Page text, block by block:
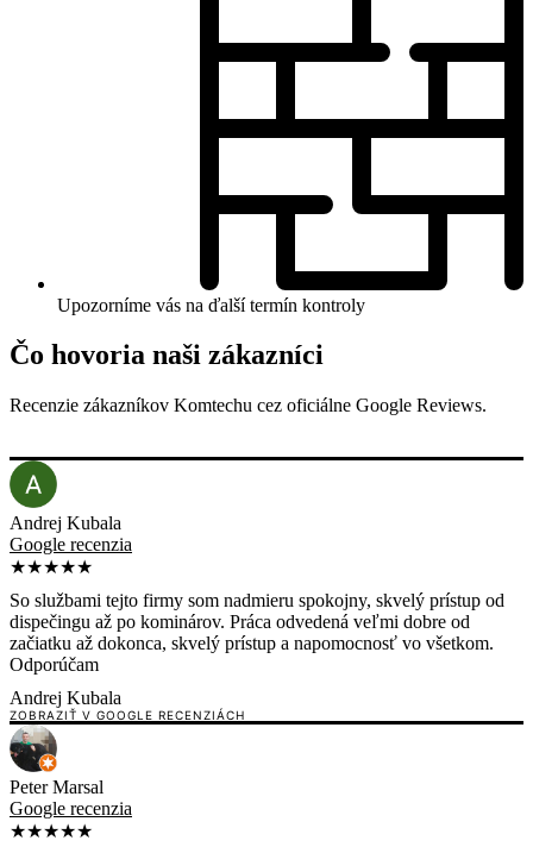
Upozorníme vás na ďalší termín kontroly
Čo hovoria naši zákazníci
Recenzie zákazníkov Komtechu cez oficiálne Google Reviews.
Andrej Kubala
Google recenzia
★★★★★
So službami tejto firmy som nadmieru spokojny, skvelý prístup od
dispečingu až po kominárov. Práca odvedená veľmi dobre od
začiatku až dokonca, skvelý prístup a napomocnosť vo všetkom.
Odporúčam
Andrej Kubala
ZOBRAZIŤ V GOOGLE RECENZIÁCH
Peter Marsal
Google recenzia
★★★★★